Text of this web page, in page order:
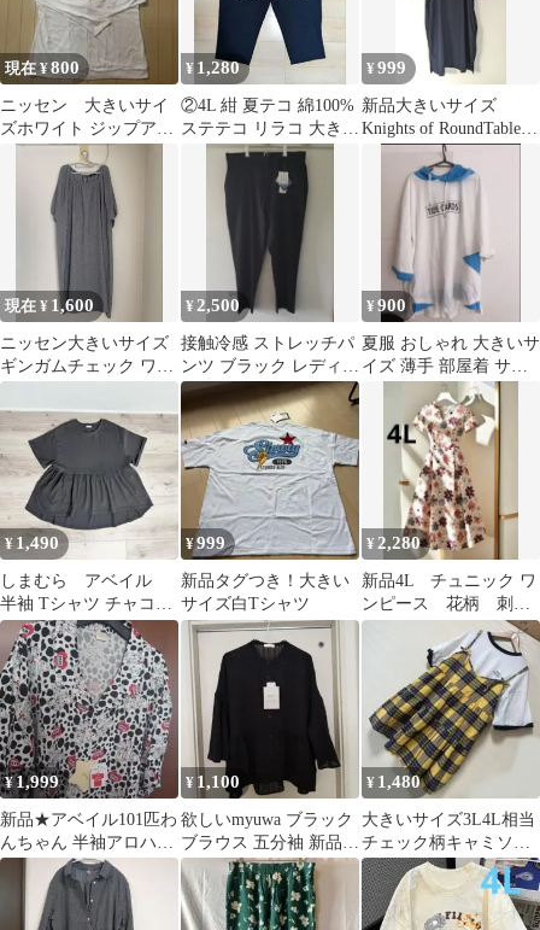
現在 ¥800
ニッセン 大きいサイ
ズホワイト ジップアッ
プパーカー 薄手
¥ 1,280
②4L 紺 夏テコ 綿100%
ステテコ リラコ 大きい
サイズ カジュアルパン
¥999
新品大きいサイズ
Knights of RoundTable紺
チュニックワンピLL
現在 ¥ 1,600
ニッセン大きいサイズ
ギンガムチェック ワン
¥ 2,500
接触冷感 ストレッチパ
ンツ ブラック レディー
ス大きいサイズ
¥900
夏服 おしゃれ 大きいサ
イズ 薄手 部屋着 サイ
¥ 1,490
しまむら アベイル
半袖 Tシャツ チャコー
ルグレー 4L 大きいサ
イズ
¥999
新品タグつき！大きい
サイズ白Tシャツ
¥2,280
新品4L チュニック ワ
ンピース 花柄 刺繍
プリント 大きいサイ
¥1,999
新品★アベイル101匹わ
んちゃん 半袖アロハシ
ャツダルメシアン柄大
きいサイズ
¥ 1,100
欲しいmyuwa ブラック
ブラウス 五分袖 新品☆
大きいサイズ しまむら
¥ 1,480
大きいサイズ3L4L相当
チェック柄キャミソー
ル